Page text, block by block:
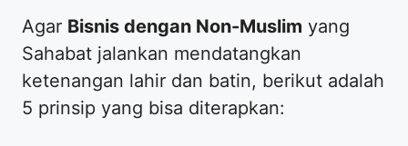
​Agar Bisnis dengan Non-Muslim yang
Sahabat jalankan mendatangkan
ketenangan lahir dan batin, berikut adalah
5 prinsip yang bisa diterapkan: